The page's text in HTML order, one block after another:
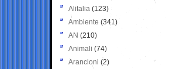
Alitalia (123)
Ambiente (341)
AN (210)
Animali (74)
Arancioni (2)